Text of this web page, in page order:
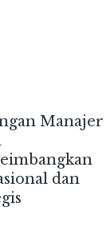
Manajer
dan